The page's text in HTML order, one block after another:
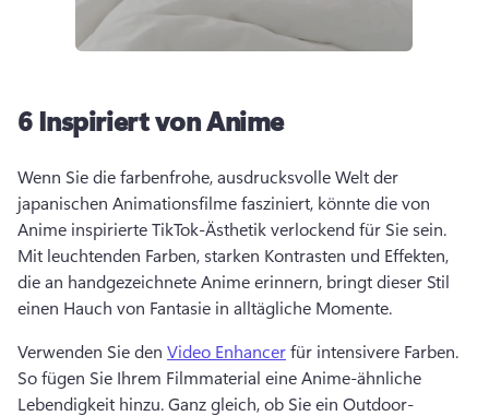
6Inspiriert von Anime
Wenn Sie die farbenfrohe, ausdrucksvolle Welt der
japanischen Animationsfilme fasziniert, könnte die von
Mit leuchtenden Farben, starken Kontrasten und Effekten,
die an handgezeichnete Anime erinnern, bringt dieser Stil
einen Hauch von Fantasie in alltägliche Momente.
Verwenden Sie den Video Enhancer für intensivere Farben.
So fügen Sie Ihrem Filmmaterial eine Anime-ähnliche
Lebendigkeit hinzu. Ganz gleich, ob Sie ein Outdoor-